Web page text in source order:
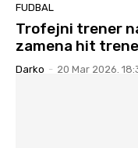
FUDBAL
Trofejni trener
zamena hit
Darko - 20 Mar 2026.